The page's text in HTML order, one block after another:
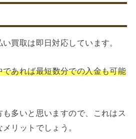
買取は即日対応しています。
であれば最短数分での入金も可能
多いと思いますので、これはス
リットでしょう。